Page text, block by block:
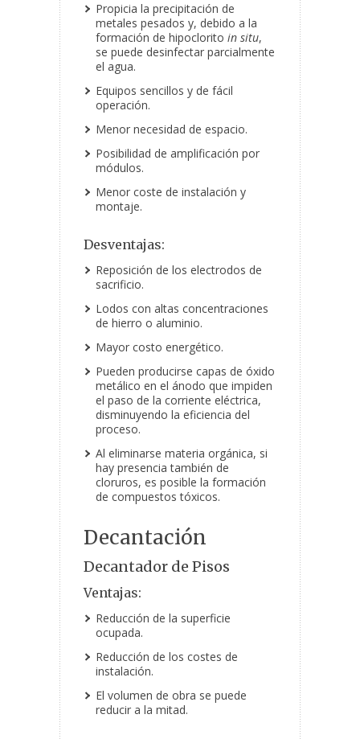
Propicia la precipitación de
metales pesados y, debido a la
formación de hipoclorito in situ,
se puede desinfectar parcialmente
el agua.
Equipos sencillos y de fácil
operación.
Menor necesidad de espacio.
Posibilidad de amplificación por
módulos.
Menor coste de instalación y
montaje.
Desventajas:
Reposición de los electrodos de
sacrificio.
Lodos con altas concentraciones
de hierro o aluminio.
Mayor costo energético.
Pueden producirse capas de óxido
metálico en el ánodo que impiden
el paso de la corriente eléctrica,
disminuyendo la eficiencia del
proceso.
Al eliminarse materia orgánica, si
hay presencia también de
cloruros, es posible la formación
de compuestos tóxicos.
Decantación
Decantador de Pisos
Ventajas:
Reducción de la superficie
ocupada.
Reducción de los costes de
instalación.
El volumen de obra se puede
reducir a la mitad.